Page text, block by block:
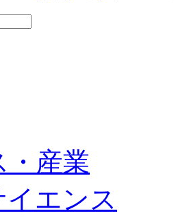
・産業
イエンス